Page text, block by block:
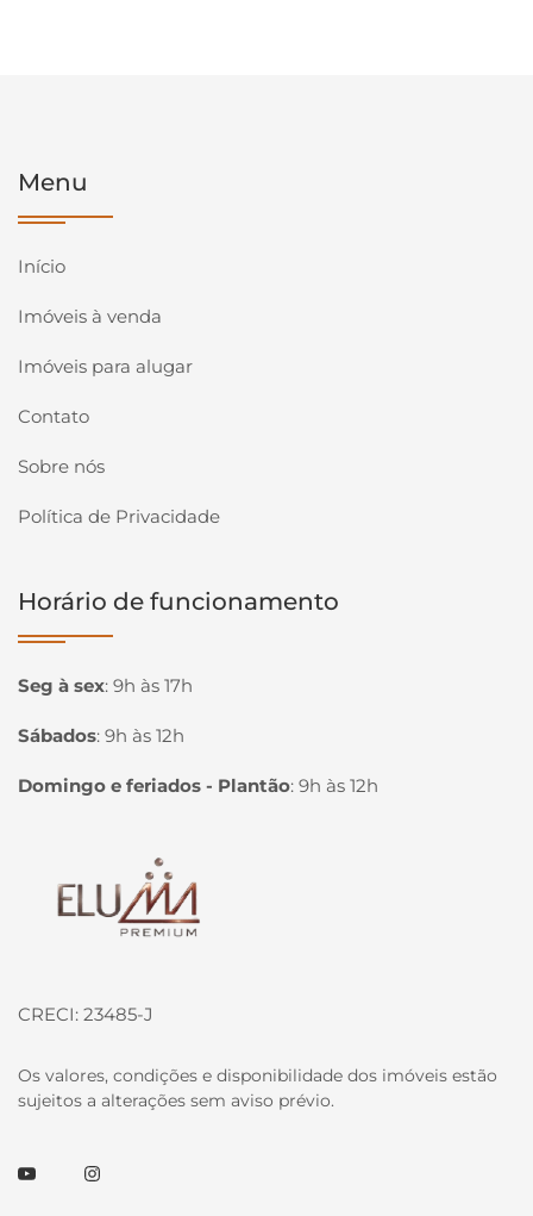
Menu
Início
Imóveis à venda
Imóveis para alugar
Contato
Sobre nós
Política de Privacidade
Horário de funcionamento
Seg à sex: 9h às 17h
Sábados: 9h às 12h
Domingo e feriados - Plantão: 9h às 12h
Página inicial
CRECI: 23485-J
Os valores, condições e disponibilidade dos imóveis estão
sujeitos a alterações sem aviso prévio.
YoutubeInstagram